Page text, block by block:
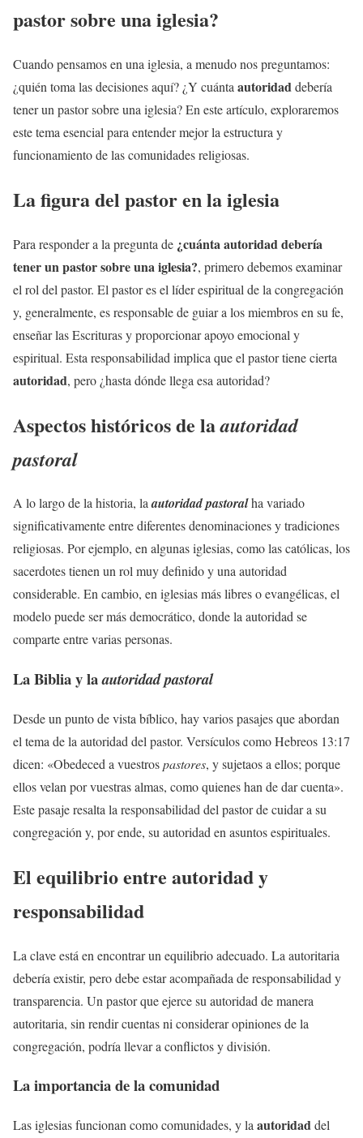
pastor sobre una iglesia?
Cuando pensamos en una iglesia, a menudo nos preguntamos:
¿quién toma las decisiones aquí? ¿Y cuánta autoridaddebería
tener un pastor sobre una iglesia? En este artículo, exploraremos
este tema esencial para entender mejor la estructura y
funcionamiento de las comunidades religiosas.
La figura del pastor en la iglesia
Para responder a la pregunta de ¿cuánta autoridad debería
tener un pastor sobre una iglesia?, primero debemos examinar
el rol del pastor. El pastor es el líder espiritual de la congregación
y, generalmente, es responsable de guiar a los miembros en su fe,
enseñar las Escrituras y proporcionar apoyo emocional y
espiritual. Esta responsabilidad implica que el pastor tiene cierta
autoridad, pero ¿hasta dónde llega esa autoridad?
Aspectos históricos de laautoridad
pastoral
A lo largo de la historia, laautoridad pastoralha variado
significativamente entre diferentes denominaciones y tradiciones
religiosas. Por ejemplo, en algunas iglesias, como las católicas, los
sacerdotes tienen un rol muy definido y una autoridad
considerable. En cambio, en iglesias más libres o evangélicas, el
modelo puede ser más democrático, donde la autoridad se
comparte entre varias personas.
La Biblia y laautoridad pastoral
Desde un punto de vista bíblico, hay varios pasajes que abordan
el tema de la autoridad del pastor. Versículos como Hebreos 13:17
dicen: «Obedeced a vuestrospastores, y sujetaos a ellos; porque
ellos velan por vuestras almas, como quienes han de dar cuenta».
Este pasaje resalta la responsabilidad del pastor de cuidar a su
congregación y, por ende, su autoridad en asuntos espirituales.
El equilibrio entre autoridad y
responsabilidad
La clave está en encontrar un equilibrio adecuado. La autoritaria
debería existir, pero debe estar acompañada de responsabilidad y
transparencia. Un pastor que ejerce su autoridad de manera
autoritaria, sin rendir cuentas ni considerar opiniones de la
congregación, podría llevar a conflictos y división.
La importancia de la comunidad
Las iglesias funcionan como comunidades, y la autoridaddel